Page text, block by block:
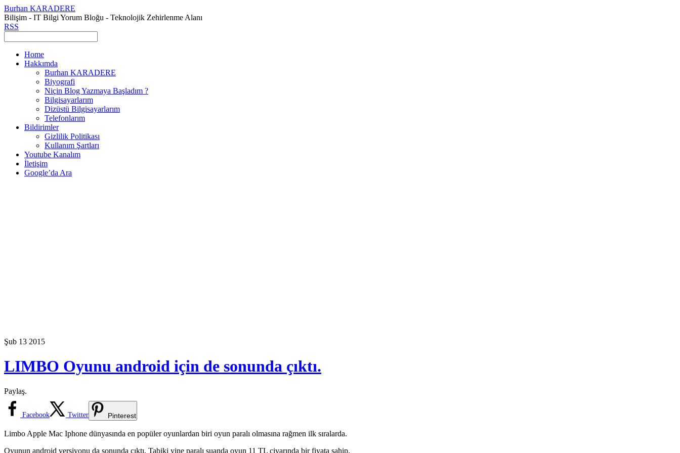
Burhan KARADERE
Bilişim - IT Bilgi Yorum Bloğu - Teknolojik Zehirlenme Alanı
RSS
Home
Hakkımda
Burhan KARADERE
Biyografi
Niçin Blog Yazmaya Başladım ?
Bilgisayarlarım
Dizüstü Bilgisayarlarım
Telefonlarım
Bildirimler
Gizlilik Politikası
Kullanım Şartları
Youtube Kanalım
İletişim
Google’da Ara
Şub 13 2015
LIMBO Oyunu android için de sonunda çıktı.
Paylaş.
Facebook Twitter Pinterest
Limbo Apple Mac Iphone dünyasında en popüler oyunlardan biri oyun paralı olmasına rağmen ilk sıralarda.
Oyunun android versiyonu da sonunda çıktı. Tabiki yine paralı şuanda oyun 11 TL civarında bir fiyata sahip.